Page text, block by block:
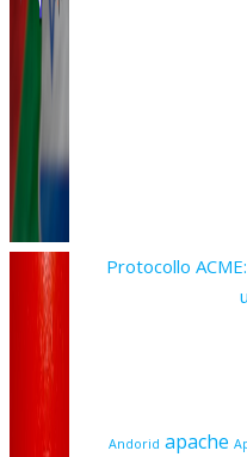
Protocollo
Andorid apache